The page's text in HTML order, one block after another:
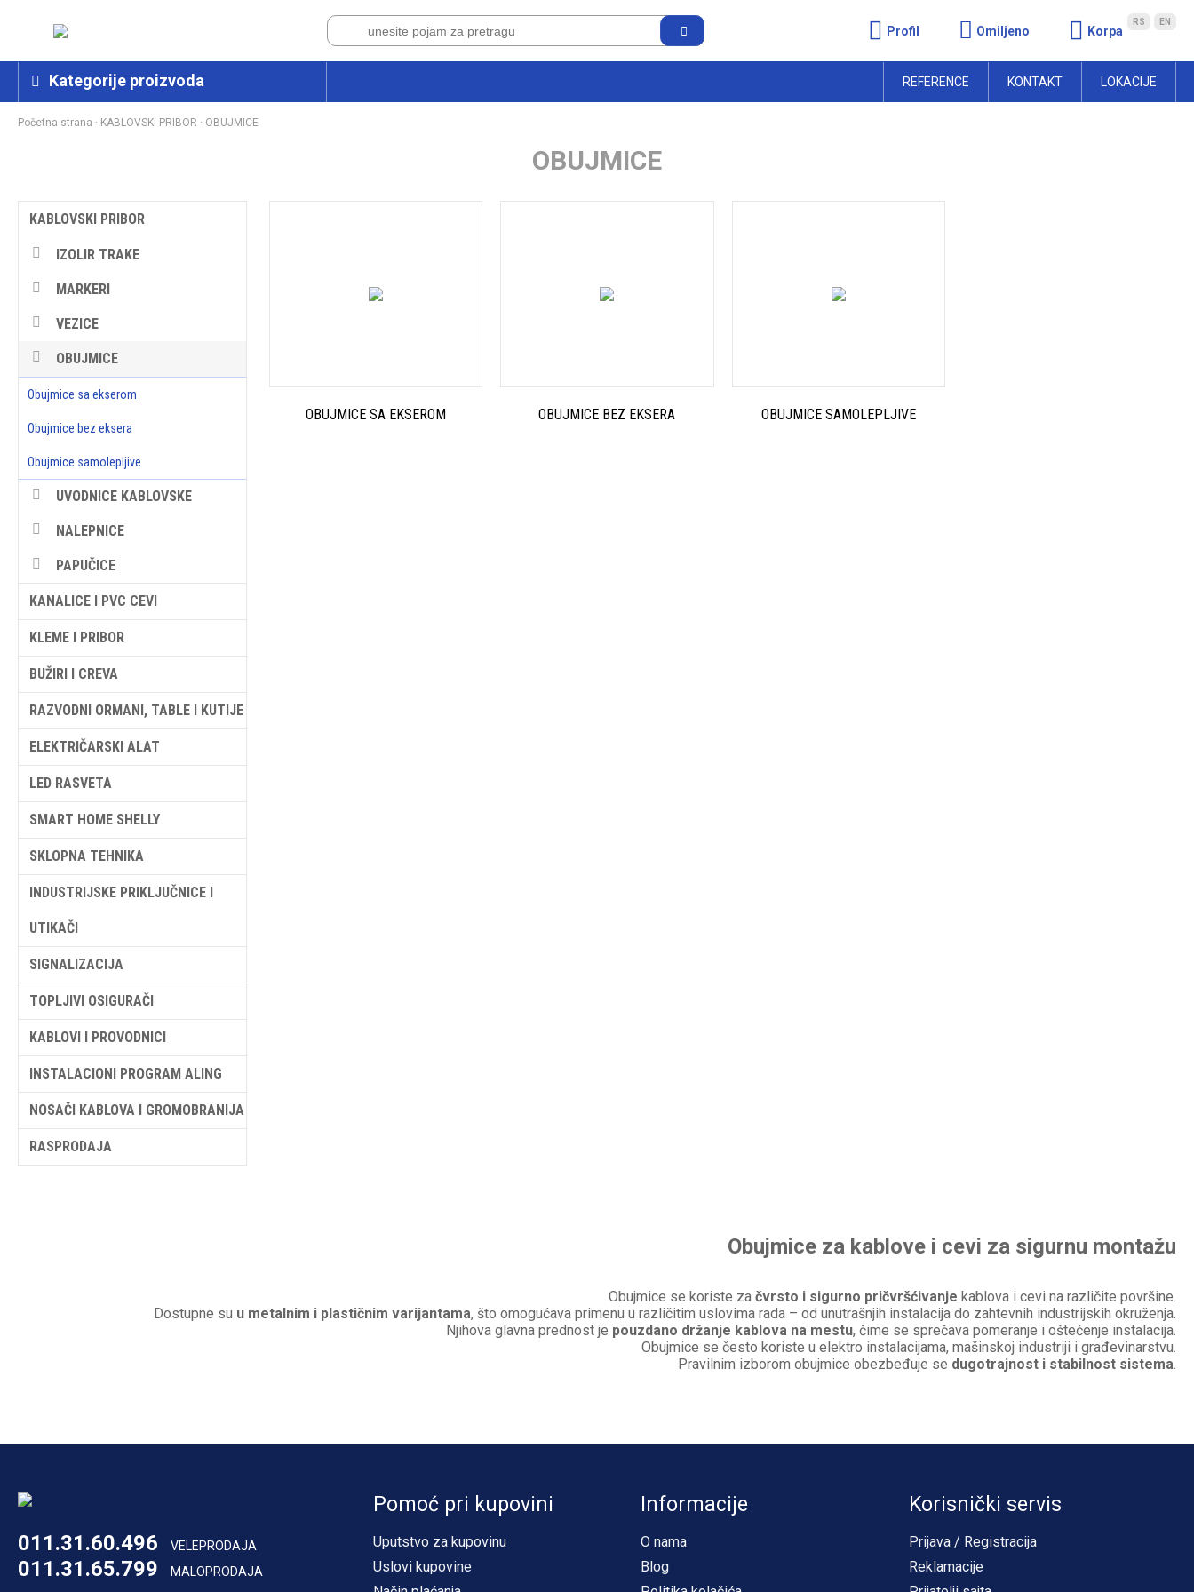
Profil Omiljeno Korpa
RS EN
Kategorije proizvoda REFERENCE KONTAKT LOKACIJE
Početna strana · KABLOVSKI PRIBOR · OBUJMICE
OBUJMICE
KABLOVSKI PRIBOR
IZOLIR TRAKE
MARKERI
VEZICE
OBUJMICE
Obujmice sa ekserom
Obujmice bez eksera
Obujmice samolepljive
UVODNICE KABLOVSKE
NALEPNICE
PAPUČICE
KANALICE I PVC CEVI
KLEME I PRIBOR
BUŽIRI I CREVA
RAZVODNI ORMANI, TABLE I KUTIJE
ELEKTRIČARSKI ALAT
LED RASVETA
SMART HOME SHELLY
SKLOPNA TEHNIKA
INDUSTRIJSKE PRIKLJUČNICE I
UTIKAČI
SIGNALIZACIJA
TOPLJIVI OSIGURAČI
KABLOVI I PROVODNICI
INSTALACIONI PROGRAM ALING
NOSAČI KABLOVA I GROMOBRANIJA
RASPRODAJA
OBUJMICE SA EKSEROM OBUJMICE BEZ EKSERA OBUJMICE SAMOLEPLJIVE
Obujmice za kablove i cevi za sigurnu montažu
Obujmice se koriste za čvrsto i sigurno pričvršćivanje kablova i cevi na različite površine.
Dostupne su u metalnim i plastičnim varijantama, što omogućava primenu u različitim uslovima rada – od unutrašnjih instalacija do zahtevnih industrijskih okruženja.
Njihova glavna prednost je pouzdano držanje kablova na mestu, čime se sprečava pomeranje i oštećenje instalacija.
Obujmice se često koriste u elektro instalacijama, mašinskoj industriji i građevinarstvu.
Pravilnim izborom obujmice obezbeđuje se dugotrajnost i stabilnost sistema.
011.31.60.496 VELEPRODAJA
011.31.65.799 MALOPRODAJA
Pomoć pri kupovini
Uputstvo za kupovinu
Uslovi kupovine
Informacije
O nama
Blog
Korisnički servis
Prijava / Registracija
Reklamacije